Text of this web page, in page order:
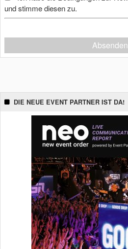
und stimme diesen zu.
Absenden
DIE NEUE EVENT PARTNER IST DA!